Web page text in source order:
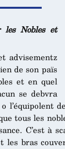
les Nobles et
advisementz
de son païs
et en quel
se debvra
l’équipolent
tous les
C’est à
les bras